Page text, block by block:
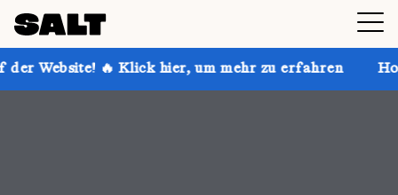
Klick hier, um mehr zu erfahren Hol dir bis zu 30